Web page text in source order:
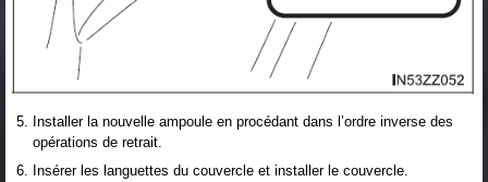
Installer la nouvelle ampoule en procédant dans l’ordre inverse des
opérations de retrait.
Insérer les languettes du couvercle et installer le couvercle.